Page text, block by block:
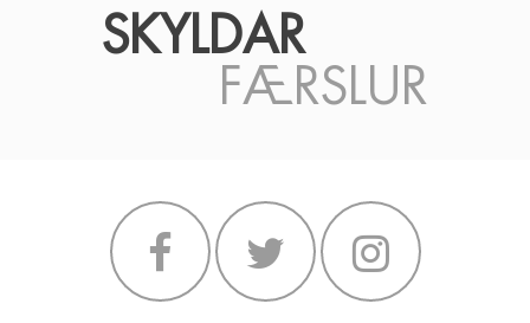
SKYLDAR
FÆRSLUR